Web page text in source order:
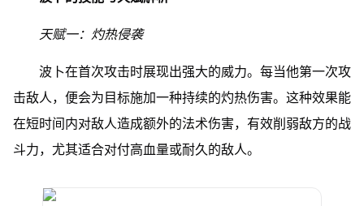
天赋一：灼热侵袭
波卜在首次攻击时展现出强大的威力。每当他第一次攻
击敌人，便会为目标施加一种持续的灼热伤害。这种效果能
在短时间内对敌人造成额外的法术伤害，有效削弱敌方的战
斗力，尤其适合对付高血量或耐久的敌人。